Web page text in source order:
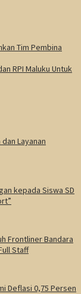
Tim Pembina
RPI Maluku Untuk
Layanan
kepada Siswa SD
Frontliner Bandara
Staff
Deflasi 0,75 Persen